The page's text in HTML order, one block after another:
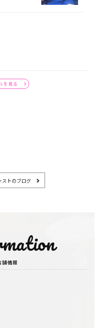
を見る
ストのブログ
情報